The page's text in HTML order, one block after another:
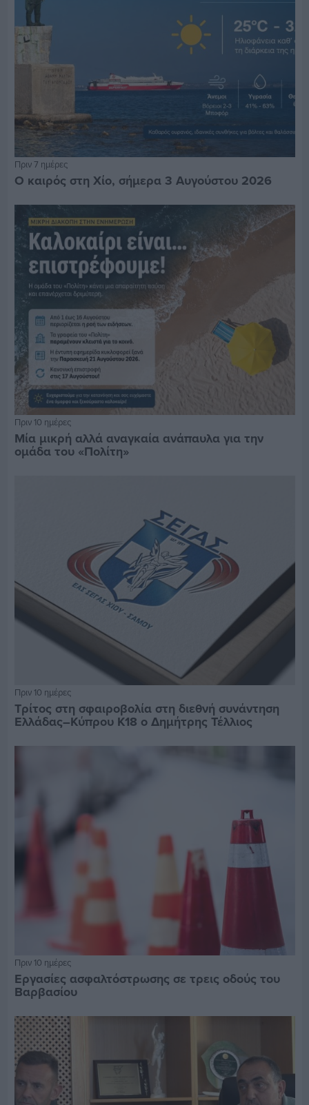
Πριν 7 ημέρες
Ο καιρός στη Χίο, σήμερα 3 Αυγούστου 2026
Πριν 10 ημέρες
Μία μικρή αλλά αναγκαία ανάπαυλα για την
ομάδα του «Πολίτη»
Πριν 10 ημέρες
Τρίτος στη σφαιροβολία στη διεθνή συνάντηση
Ελλάδας–Κύπρου Κ18 ο Δημήτρης Τέλλιος
Πριν 10 ημέρες
Εργασίες ασφαλτόστρωσης σε τρεις οδούς του
Βαρβασίου